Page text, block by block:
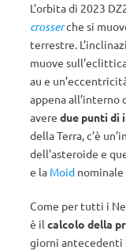
L’orbita di 2023
crosserche si
terrestre.
muove
au e
appena all’interno
avere due punti di
della Terra, c’è
dell’asteroide e
e la Moid nominale
Come per tutti i
è il calcolo della
giorni antecedenti